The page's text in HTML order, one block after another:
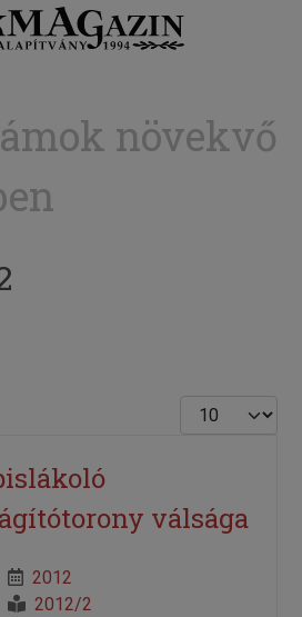
növekvő
Tételek #
válsága
2012
2012/2